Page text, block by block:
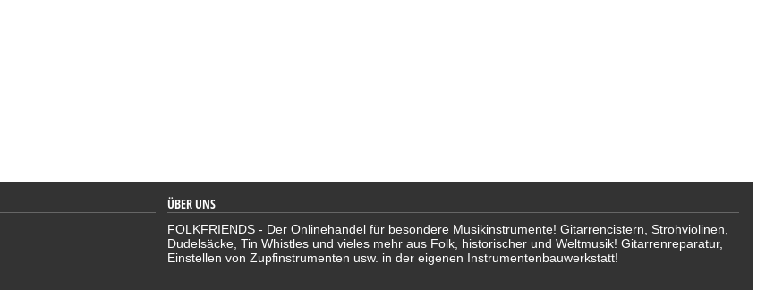
ÜBER UNS
FOLKFRIENDS - Der Onlinehandel für besondere Musikinstrumente! Gitarrencistern, Strohviolinen,
Dudelsäcke, Tin Whistles und vieles mehr aus Folk, historischer und Weltmusik! Gitarrenreparatur,
Einstellen von Zupfinstrumenten usw. in der eigenen Instrumentenbauwerkstatt!